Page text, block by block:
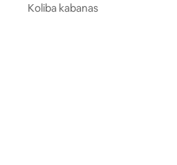
Koliba kabanas